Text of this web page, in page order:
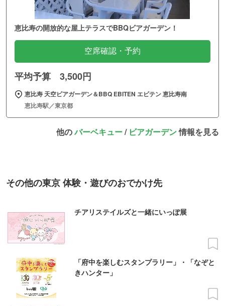
恵比寿の開放的な屋上テラスでBBQビアガーデン！
空席確認・予約
平均予算 3,500円
恵比寿 天空ビアガーデン＆BBQ EBITEN エビテン 恵比寿南
恵比寿駅／東京都
他のバーベキュー/ ビアガーデン情報を見る
その他の東京 体験・遊びのおでかけ先
チアリステイルズと一緒にいっぽ展
「府中を楽しむスタンプラリー」・「なぞと
きハンター」